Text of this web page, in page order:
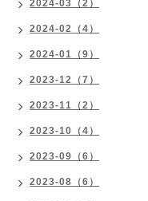
2024-03（2）
2024-02（4）
2024-01（9）
2023-12（7）
2023-11（2）
2023-10（4）
2023-09（6）
2023-08（6）